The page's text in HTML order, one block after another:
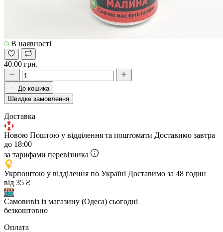
В наявності
40.00 грн.
До кошика
Швидке замовлення
Доставка
Новою Поштою у відділення та поштомати Доставимо завтра
до 18:00
за тарифами перевізника
Укрпоштою у відділення по Україні Доставимо за 48 годин
від 35 ₴
Самовивіз із магазину (Одеса) сьогодні
безкоштовно
Оплата